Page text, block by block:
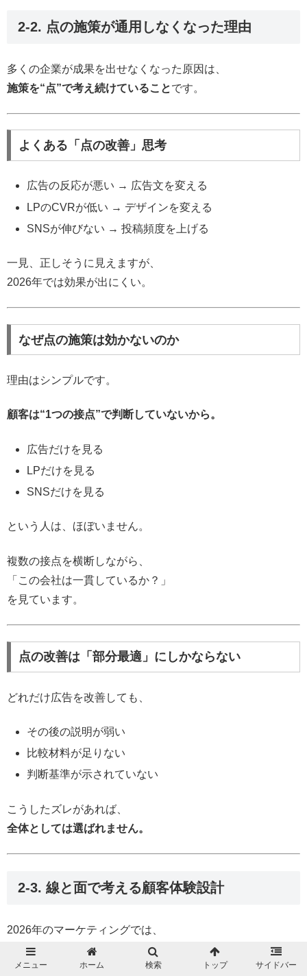
2-2. 点の施策が通用しなくなった理由
多くの企業が成果を出せなくなった原因は、
施策を“点”で考え続けていることです。
よくある「点の改善」思考
広告の反応が悪い → 広告文を変える
LPのCVRが低い → デザインを変える
SNSが伸びない → 投稿頻度を上げる
一見、正しそうに見えますが、
2026年では効果が出にくい。
なぜ点の施策は効かないのか
理由はシンプルです。
顧客は“1つの接点”で判断していないから。
広告だけを見る
LPだけを見る
SNSだけを見る
という人は、ほぼいません。
複数の接点を横断しながら、
「この会社は一貫しているか？」
を見ています。
点の改善は「部分最適」にしかならない
どれだけ広告を改善しても、
その後の説明が弱い
比較材料が足りない
判断基準が示されていない
こうしたズレがあれば、
全体としては選ばれません。
2-3. 線と面で考える顧客体験設計
2026年のマーケティングでは、
顧客体験を「線」と「面」で設計することが不可欠です。
メニュー ホーム 検索 トップ サイドバー